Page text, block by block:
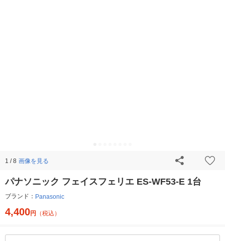
1 / 8 画像を見る
パナソニック フェイスフェリエ ES-WF53-E 1台
ブランド： Panasonic
4,400円 （税込）